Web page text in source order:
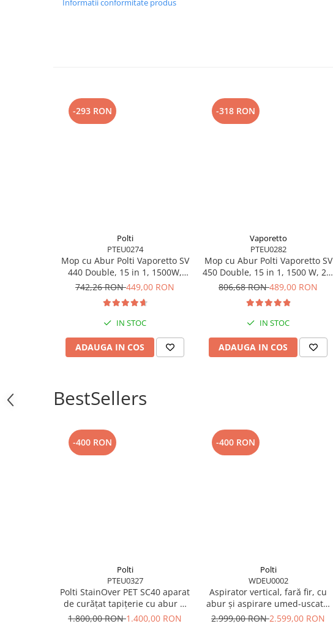
Informatii conformitate produs
-293 RON
Polti
PTEU0274
Mop cu Abur Polti Vaporetto SV
440 Double, 15 in 1, 1500W,
2.4Kg, Alb/Violet
742,26 RON449,00 RON
IN STOC
ADAUGA IN COS
-318 RON
Vaporetto
PTEU0282
Mop cu Abur Polti Vaporetto SV
450 Double, 15 in 1, 1500 W, 2.4
Kg, Alb/Verde
806,68 RON489,00 RON
IN STOC
ADAUGA IN COS
BestSellers
-400 RON
Polti
PTEU0327
Polti StainOver PET SC40 aparat
de curățat tapițerie cu abur și
aspirare 4 în 1, cu perie pentru
1.800,00 RON1.400,00 RON
-400 RON
Polti
WDEU0002
Aspirator vertical, fară fir, cu
abur și aspirare umed-uscată,
450 W, aspirare 14 kPa, 0.6 l, 71
2.999,00 RON2.599,00 RON